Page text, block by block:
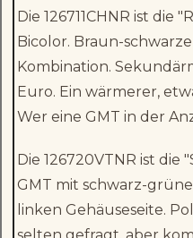
Die 126711CHNR ist die
Bicolor. Braun-
Kombination.
Euro. Ein wärmerer,
Wer eine GMT in der
Die 126720VTNR ist die
GMT mit schwarz-
linken Gehäuseseite.